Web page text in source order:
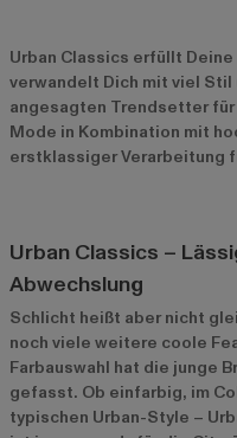
Urban Classics erfüllt
verwandelt Dich mit viel Stil
angesagten Trendsetter
Mode in Kombination mit
erstklassiger Verarbeitung
Urban Classics –
Abwechslung
Schlicht heißt aber nicht
noch viele weitere coole
Farbauswahl hat die junge
gefasst. Ob einfarbig, im
typischen Urban-Style –